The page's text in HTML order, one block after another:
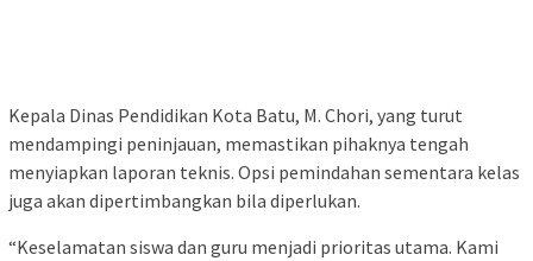
Kepala Dinas Pendidikan Kota Batu, M. Chori, yang turut
mendampingi peninjauan, memastikan pihaknya tengah
menyiapkan laporan teknis. Opsi pemindahan sementara kelas
juga akan dipertimbangkan bila diperlukan.
“Keselamatan siswa dan guru menjadi prioritas utama. Kami